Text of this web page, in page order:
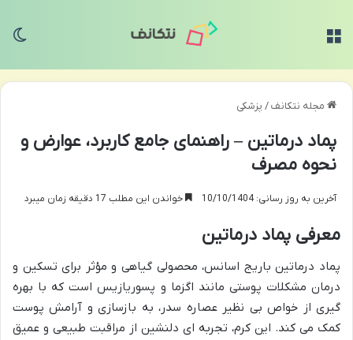
مجله نتکانف/ پزشکی
پماد درماتین – راهنمای جامع کاربرد، عوارض و
نحوه مصرف
آخرین به روز رسانی: 10/10/1404 خواندن این مطلب 17 دقیقه زمان میبرد
معرفی پماد درماتین
پماد درماتین باریج اسانس، محصولی گیاهی و مؤثر برای تسکین و
درمان مشکلات پوستی مانند اگزما و پسوریازیس است که با بهره
گیری از خواص بی نظیر عصاره سدر، به بازسازی و آرامش پوست
کمک می کند. این کرم، تجربه ای دلنشین از مراقبت طبیعی و عمیق